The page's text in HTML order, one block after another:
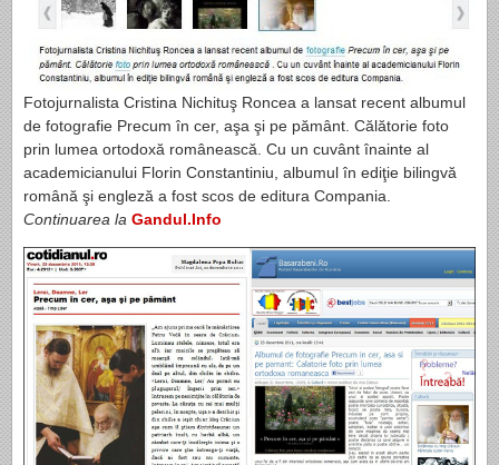
Fotojurnalista Cristina Nichituş Roncea a lansat recent albumul
de fotografie Precum în cer, aşa şi pe pământ. Călătorie foto
prin lumea ortodoxă românească. Cu un cuvânt înainte al
academicianului Florin Constantiniu, albumul în ediţie bilingvă
română şi engleză a fost scos de editura Compania.
Continuarea la Gandul.Info